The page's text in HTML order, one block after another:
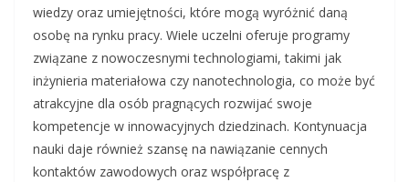
wiedzy oraz umiejętności, które mogą wyróżnić daną
osobę na rynku pracy. Wiele uczelni oferuje programy
związane z nowoczesnymi technologiami, takimi jak
inżynieria materiałowa czy nanotechnologia, co może być
atrakcyjne dla osób pragnących rozwijać swoje
kompetencje w innowacyjnych dziedzinach. Kontynuacja
nauki daje również szansę na nawiązanie cennych
kontaktów zawodowych oraz współpracę z